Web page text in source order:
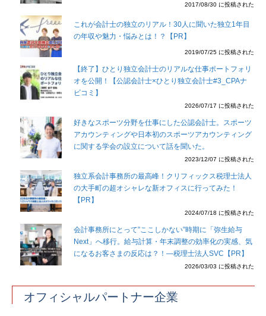
2017/08/30 に投稿された
これが会計士の独立のリアル！30人に聞いた独立1年目
の年収や魅力・悩みとは！？【PR】
2019/07/25 に投稿された
【終了】ひとり独立会計士のリアルな仕事ポートフォリ
オを公開！【公認会計士×ひとり独立会計士#3_CPAナ
ビコミ】
2026/07/17 に投稿された
好きなスポーツ分野を仕事にした公認会計士。スポーツ
アカウンティングや日本初のスポーツアカウンティング
に関する学会の設立について話を聞いた。
2023/12/07 に投稿された
独立系会計事務所の最高峰！クリフィックス税理士法人
の大手町の超オシャレな新オフィスに行ってみた！
【PR】
2024/07/18 に投稿された
会計事務所にとって”ここしかない”時期に「弥生給与
Next」へ移行。給与計算・年末調整の効率化の実感、気
になるお客さまの反応は？！―税理士法人SVC【PR】
2026/03/03 に投稿された
オフィシャルパートナー企業